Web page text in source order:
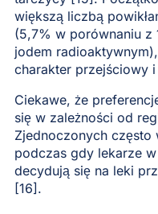
większą liczbą
(5,7% w porównaniu z
jodem
charakter przejściowy
Ciekawe, że
się w zależności od
Zjednoczonych
podczas gdy lekarze
decydują się na leki
[16].